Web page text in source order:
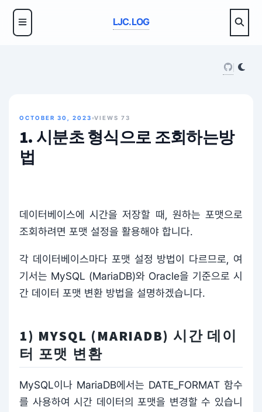
LJC.LOG
OCTOBER 30, 2023 VIEWS 73
1. 시분초 형식으로 조회하는방
법
데이터베이스에 시간을 저장할 때, 원하는 포맷으로
조회하려면 포맷 설정을 활용해야 합니다.
각 데이터베이스마다 포맷 설정 방법이 다르므로, 여
기서는 MySQL (MariaDB)와 Oracle을 기준으로 시
간 데이터 포맷 변환 방법을 설명하겠습니다.
1) MYSQL (MARIADB) 시간 데이
터 포맷 변환
MySQL이나 MariaDB에서는 DATE_FORMAT 함수
를 사용하여 시간 데이터의 포맷을 변경할 수 있습니